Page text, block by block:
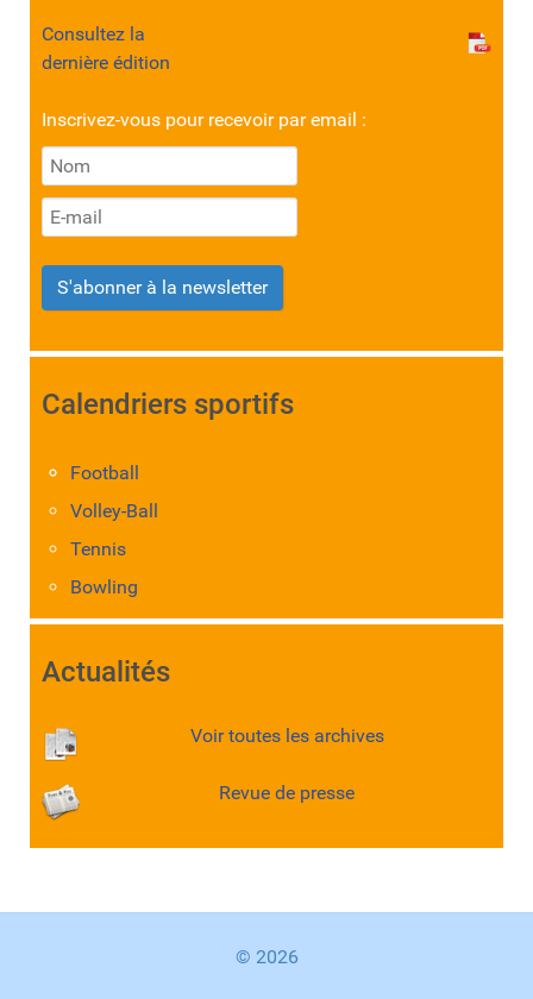
Consultez la
dernière édition
Inscrivez-vous pour recevoir par email :
S'abonner à la newsletter
Calendriers sportifs
Football
Volley-Ball
Tennis
Bowling
Actualités
Voir toutes les archives
Revue de presse
© 2026